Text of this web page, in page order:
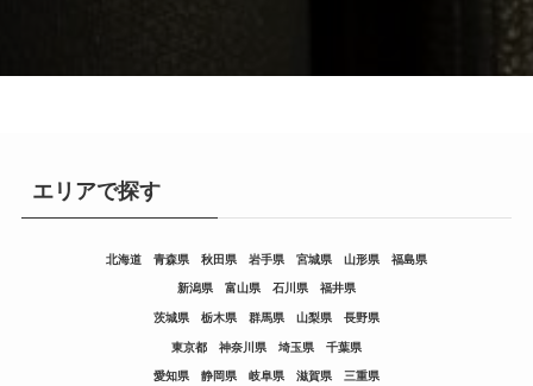
エリアで探す
北海道 青森県 秋田県 岩手県 宮城県 山形県 福島県
新潟県 富山県 石川県 福井県
茨城県 栃木県 群馬県 山梨県 長野県
東京都 神奈川県 埼玉県 千葉県
愛知県 静岡県 岐阜県 滋賀県 三重県